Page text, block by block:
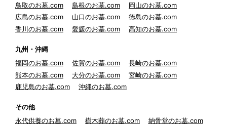
鳥取のお墓.com
島根のお墓.com
岡山のお墓.com
広島のお墓.com
山口のお墓.com
徳島のお墓.com
香川のお墓.com
愛媛のお墓.com 高知のお墓.com
九州・沖縄
福岡のお墓.com
佐賀のお墓.com
長崎のお墓.com
熊本のお墓.com
大分のお墓.com
宮崎のお墓.com
鹿児島のお墓.com
沖縄のお墓.com
その他
永代供養のお墓.com
樹木葬のお墓.com 納骨堂のお墓.com